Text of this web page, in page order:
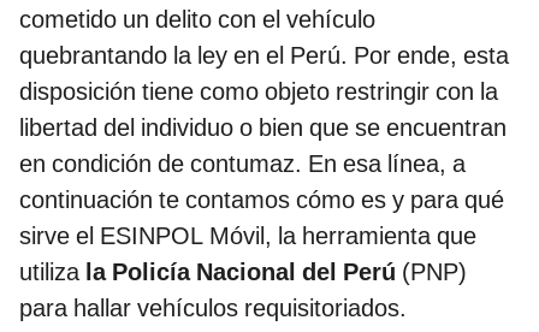
cometido un delito con el vehículo
quebrantando la ley en el Perú. Por ende, esta
disposición tiene como objeto restringir con la
libertad del individuo o bien que se encuentran
en condición de contumaz. En esa línea, a
continuación te contamos cómo es y para qué
sirve el ESINPOL Móvil, la herramienta que
utilizala Policía Nacional del Perú (PNP)
para hallar vehículos requisitoriados.